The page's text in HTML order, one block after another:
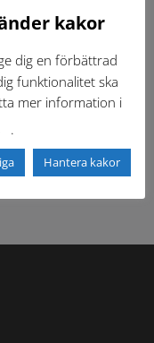
Kontaktlista
Nyheter
kakor
dig en förbättrad
funktionalitet ska
mer information i
.
Hantera kakor